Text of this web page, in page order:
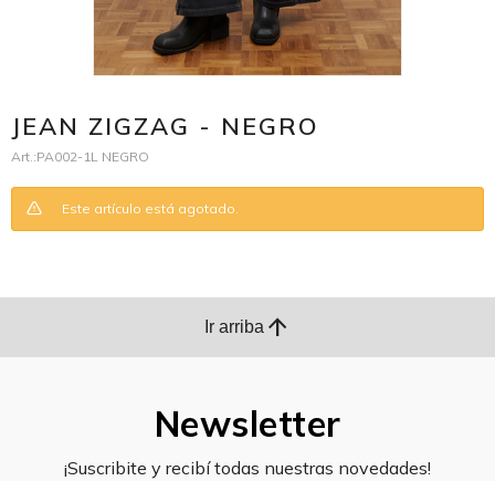
JEAN ZIGZAG - NEGRO
PA002-1L NEGRO
Este artículo está agotado.
Ir arriba arrow_upward
Newsletter
¡Suscribite y recibí todas nuestras novedades!